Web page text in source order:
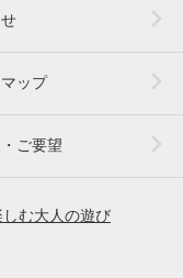
ップ
ご要望
む大人の遊び